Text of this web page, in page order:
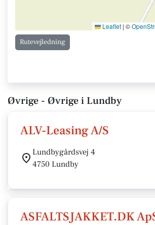
Leaflet | ©
Rutevejledning
Øvrige - Øvrige i Lundby
ALV-Leasing A/S
Lundbygårdsvej 4
4750 Lundby
ASFALTSJAKKET.DK